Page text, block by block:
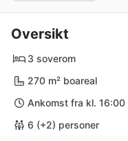
Oversikt
3 soverom
270 m² boareal
Ankomst fra kl. 16:00
6 (+2) personer